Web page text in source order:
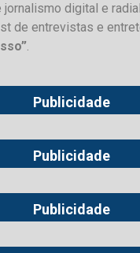
jornalismo digital e
de entrevistas e
.
Publicidade
Publicidade
Publicidade